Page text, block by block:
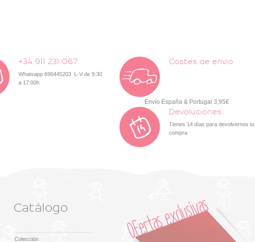
+34 911 231 067
Whatsapp 696445203 L-V de 9:30
a 17:00h
Costes de envío
Envío España & Portugal 3,95€
Devoluciones
Tienes 14 días para devolvernos tu
compra
Catálogo
Colección